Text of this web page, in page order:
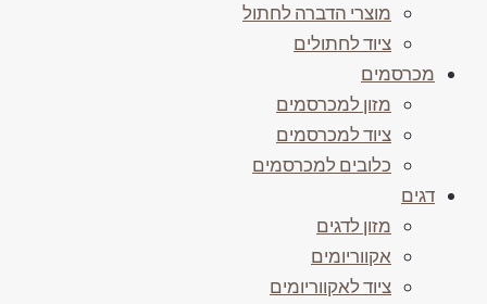
מוצרי הדברה לחתול
ציוד לחתולים
מכרסמים
מזון למכרסמים
ציוד למכרסמים
כלובים למכרסמים
דגים
מזון לדגים
אקווריומים
ציוד לאקווריומים